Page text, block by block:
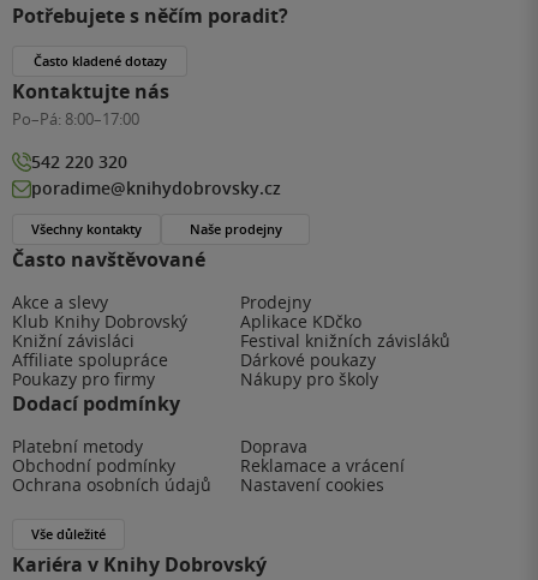
Často navštěvované
Akce a slevy
Prodejny
Klub Knihy Dobrovský
Aplikace KDčko
Knižní závisláci
Festival knižních závisláků
Affiliate spolupráce
Dárkové poukazy
Poukazy pro firmy
Nákupy pro školy
Dodací podmínky
Platební metody
Doprava
Obchodní podmínky
Reklamace a vrácení
Ochrana osobních údajů
Nastavení cookies
Vše důležité
Kariéra v Knihy Dobrovský
Potřebujete s něčím poradit?
Často kladené dotazy
Kontaktujte nás
Po–Pá: 8:00–17:00
542 220 320
poradime@knihydobrovsky.cz
Všechny kontakty Naše prodejny